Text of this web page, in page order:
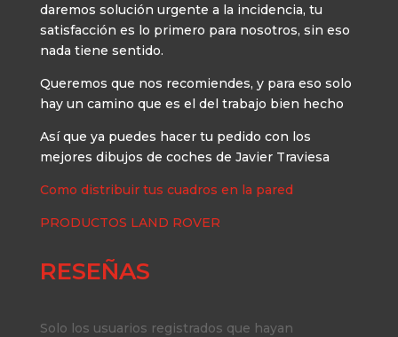
daremos solución urgente a la incidencia, tu
satisfacción es lo primero para nosotros, sin eso
nada tiene sentido.
Queremos que nos recomiendes, y para eso solo
hay un camino que es el del trabajo bien hecho
Así que ya puedes hacer tu pedido con los
mejores dibujos de coches de Javier Traviesa
Como distribuir tus cuadros en la pared
PRODUCTOS LAND ROVER
RESEÑAS
Solo los usuarios registrados que hayan